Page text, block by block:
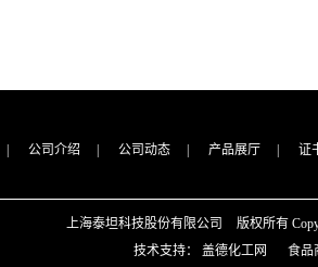
| 公司介绍 | 公司动态 | 产品展厅 | 证
上海泰坦科技股份有限公司 版权所有
技术支持： 盖德化工网 食品